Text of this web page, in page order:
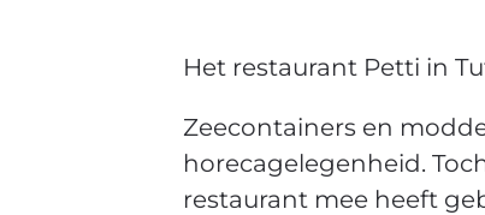
Het restaurant Petti in
Zeecontainers en
horecagelegenheid.
restaurant mee heeft